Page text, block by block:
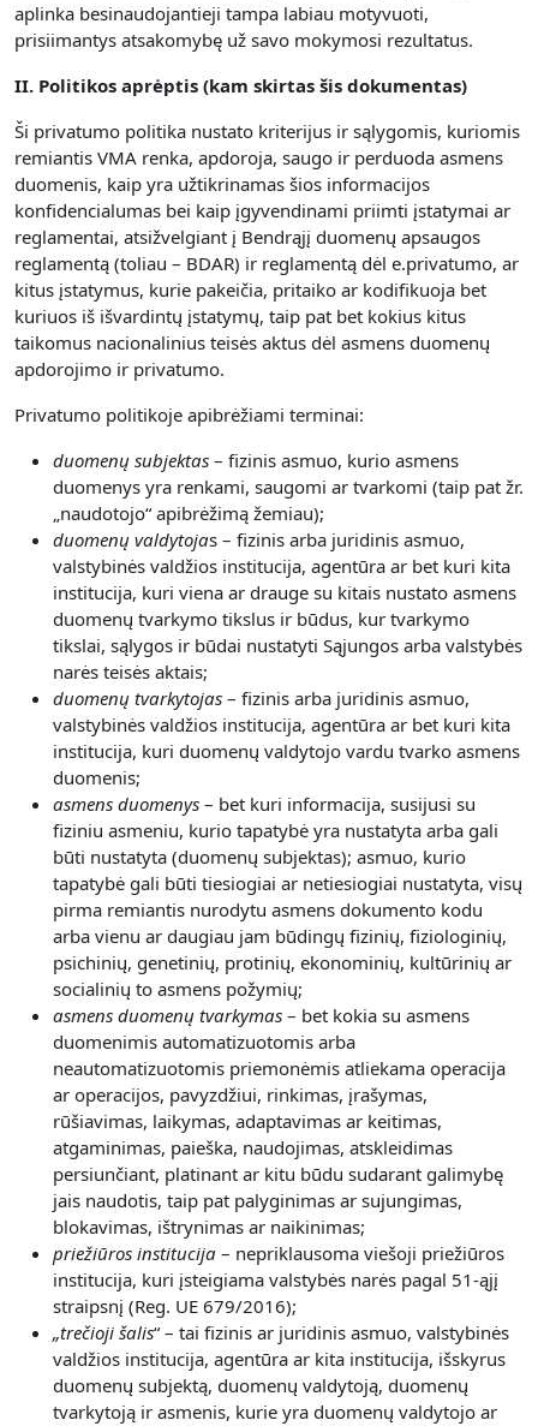
aplinka besinaudojantieji tampa labiau motyvuoti,
prisiimantys atsakomybę už savo mokymosi rezultatus.
II. Politikos aprėptis (kam skirtas šis dokumentas)
Ši privatumo politika nustato kriterijus ir sąlygomis, kuriomis
remiantis VMA renka, apdoroja, saugo ir perduoda asmens
duomenis, kaip yra užtikrinamas šios informacijos
konfidencialumas bei kaip įgyvendinami priimti įstatymai ar
reglamentai, atsižvelgiant į Bendrąjį duomenų apsaugos
reglamentą (toliau – BDAR) ir reglamentą dėl e.privatumo, ar
kitus įstatymus, kurie pakeičia, pritaiko ar kodifikuoja bet
kuriuos iš išvardintų įstatymų, taip pat bet kokius kitus
taikomus nacionalinius teisės aktus dėl asmens duomenų
apdorojimo ir privatumo.
Privatumo politikoje apibrėžiami terminai:
duomenų subjektas – fizinis asmuo, kurio asmens
duomenys yra renkami, saugomi ar tvarkomi (taip pat žr.
„naudotojo“ apibrėžimą žemiau);
duomenų valdytojas – fizinis arba juridinis asmuo,
valstybinės valdžios institucija, agentūra ar bet kuri kita
institucija, kuri viena ar drauge su kitais nustato asmens
duomenų tvarkymo tikslus ir būdus, kur tvarkymo
tikslai, sąlygos ir būdai nustatyti Sąjungos arba valstybės
narės teisės aktais;
duomenų tvarkytojas – fizinis arba juridinis asmuo,
valstybinės valdžios institucija, agentūra ar bet kuri kita
institucija, kuri duomenų valdytojo vardu tvarko asmens
duomenis;
asmens duomenys – bet kuri informacija, susijusi su
fiziniu asmeniu, kurio tapatybė yra nustatyta arba gali
būti nustatyta (duomenų subjektas); asmuo, kurio
tapatybė gali būti tiesiogiai ar netiesiogiai nustatyta, visų
pirma remiantis nurodytu asmens dokumento kodu
arba vienu ar daugiau jam būdingų fizinių, fiziologinių,
psichinių, genetinių, protinių, ekonominių, kultūrinių ar
socialinių to asmens požymių;
asmens duomenų tvarkymas – bet kokia su asmens
duomenimis automatizuotomis arba
neautomatizuotomis priemonėmis atliekama operacija
ar operacijos, pavyzdžiui, rinkimas, įrašymas,
rūšiavimas, laikymas, adaptavimas ar keitimas,
atgaminimas, paieška, naudojimas, atskleidimas
persiunčiant, platinant ar kitu būdu sudarant galimybę
jais naudotis, taip pat palyginimas ar sujungimas,
blokavimas, ištrynimas ar naikinimas;
priežiūros institucija – nepriklausoma viešoji priežiūros
institucija, kuri įsteigiama valstybės narės pagal 51-ąjį
straipsnį (Reg. UE 679/2016);
„trečioji šalis“ – tai fizinis ar juridinis asmuo, valstybinės
valdžios institucija, agentūra ar kita institucija, išskyrus
duomenų subjektą, duomenų valdytoją, duomenų
tvarkytoją ir asmenis, kurie yra duomenų valdytojo ar